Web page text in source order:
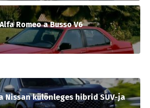
Romeo a Busso V6
Nissan különleges hibrid SUV-ja